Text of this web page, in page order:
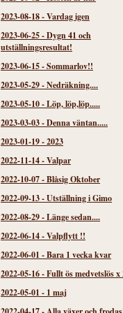
2023-08-18-Vardag igen
2023-06-25-Dygn 41 och
utställningsresultat!
2023-06-15-Sommarlov!!
2023-05-29-Nedräkning....
2023-05-10-Löp, löp,löp.....
2023-03-03-Denna väntan.....
2023-01-19-2023
2022-11-14-Valpar
2022-10-07-Blåsig Oktober
2022-09-13-Utställning i Gimo
2022-08-29-Länge sedan....
2022-06-14-Valpflytt !!
2022-06-01 -Bara 1 vecka kvar
2022-05-16-Fullt ös medvetslös x
2022-05-01 - 1 maj